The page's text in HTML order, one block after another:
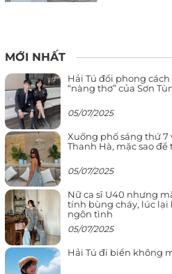
MỚI NHẤT
Hải Tú đổi phong
“nàng thơ” của Sơn
05/07/2025
Xuống phố sáng thứ 7
Thanh Hà, mặc sao
05/07/2025
Nữ ca sĩ U40 nhưng
tính bùng cháy, lúc lại
ngôn tình
05/07/2025
Hải Tú đi biển không